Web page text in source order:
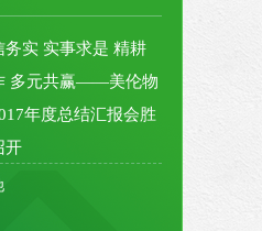
务实 实事求是 精耕
多元共赢——美伦物
年度总结汇报会胜
开